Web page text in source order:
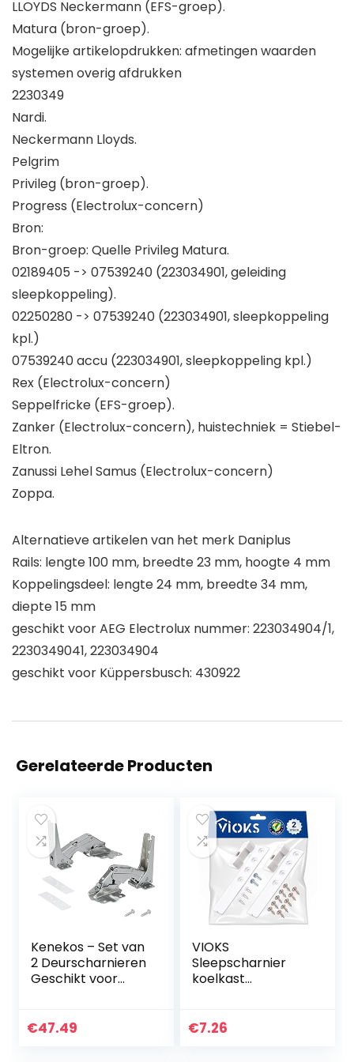
LLOYDS Neckermann (EFS-groep).
Matura (bron-groep).
Mogelijke artikelopdrukken: afmetingen waarden
systemen overig afdrukken
2230349
Nardi.
Neckermann Lloyds.
Pelgrim
Privileg (bron-groep).
Progress (Electrolux-concern)
Bron:
Bron-groep: Quelle Privileg Matura.
02189405 -> 07539240 (223034901, geleiding
sleepkoppeling).
02250280 -> 07539240 (223034901, sleepkoppeling
kpl.)
07539240 accu (223034901, sleepkoppeling kpl.)
Rex (Electrolux-concern)
Seppelfricke (EFS-groep).
Zanker (Electrolux-concern), huistechniek = Stiebel-
Eltron.
Zanussi Lehel Samus (Electrolux-concern)
Zoppa.
Alternatieve artikelen van het merk Daniplus
Rails: lengte 100 mm, breedte 23 mm, hoogte 4 mm
Koppelingsdeel: lengte 24 mm, breedte 34 mm,
diepte 15 mm
geschikt voor AEG Electrolux nummer: 223034904/1,
2230349041, 223034904
geschikt voor Küppersbusch: 430922
Gerelateerde Producten
Kenekos – Set van
2 Deurscharnieren
Geschikt voor
00481147/481147
€47.49
VIOKS
Sleepscharnier
koelkast
Liebherr 908632 –
€7.26